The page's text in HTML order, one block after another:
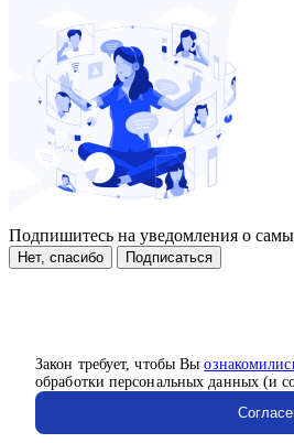
Закон требует, чтобы Вы
обработки персональных данных (и
Подпишитесь на уведомления о
Нет, спасибо Подписаться